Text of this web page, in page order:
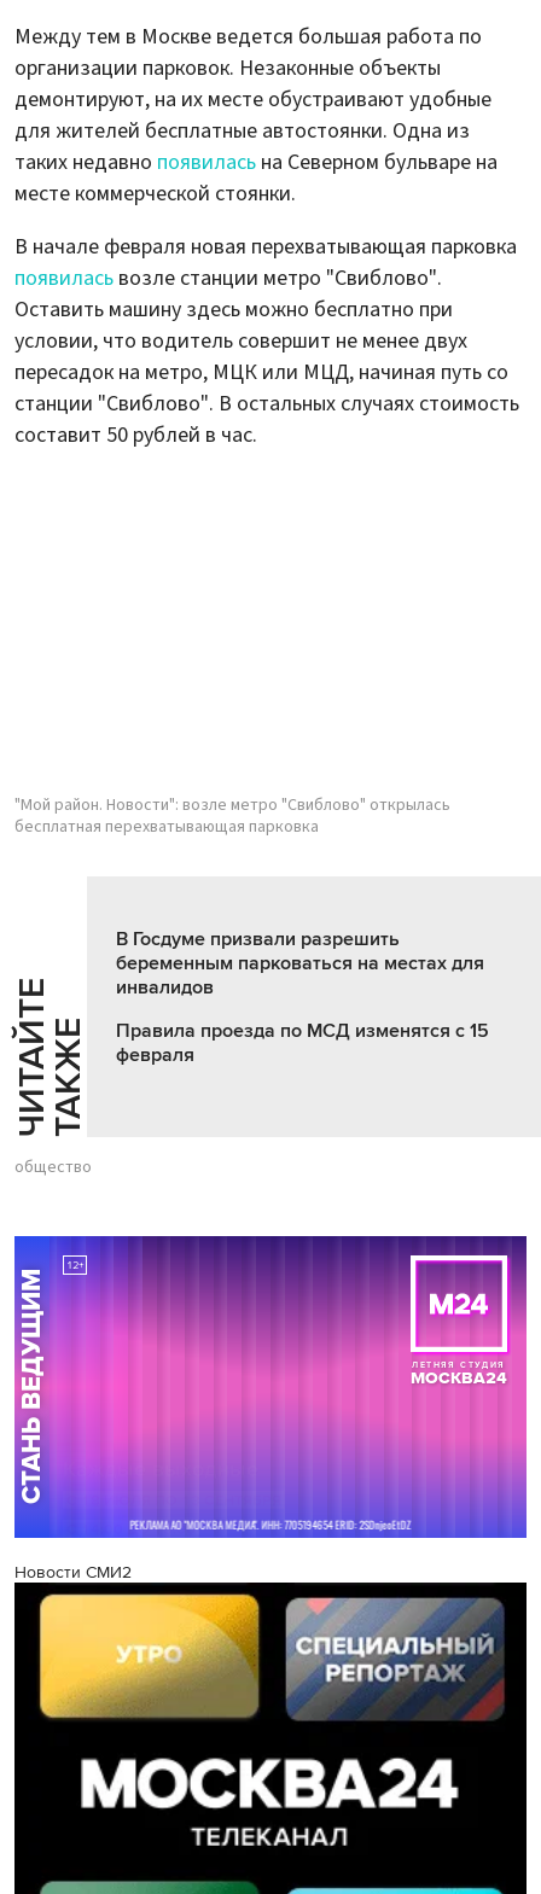
Между тем в Москве ведется большая работа по
организации парковок. Незаконные объекты
демонтируют, на их месте обустраивают удобные
для жителей бесплатные автостоянки. Одна из
таких недавно появилась на Северном бульваре на
месте коммерческой стоянки.
В начале февраля новая перехватывающая парковка
появилась возле станции метро "Свиблово".
Оставить машину здесь можно бесплатно при
условии, что водитель совершит не менее двух
пересадок на метро, МЦК или МЦД, начиная путь со
станции "Свиблово". В остальных случаях стоимость
составит 50 рублей в час.
"Мой район. Новости": возле метро "Свиблово" открылась
бесплатная перехватывающая парковка
Ч
И
Т
АЙ
Т
Е
Т
А
К
ЖЕ
В Госдуме призвали разрешить
беременным парковаться на местах для
инвалидов
Правила проезда по МСД изменятся с 15
февраля
общество
Новости СМИ2